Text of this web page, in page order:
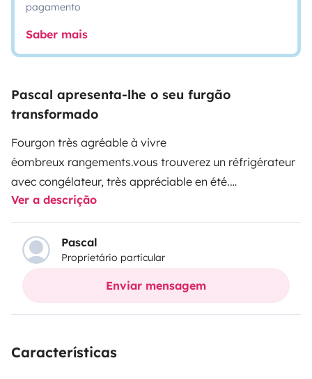
pagamento
Saber mais
Pascal apresenta-lhe o seu furgão
transformado
Fourgon très agréable à vivre
éombreux rangements.vous trouverez un réfrigérateur
avec congélateur, très appréciable en été.
Hotte au dessus de la plaque de cuissonun onduleur
permettant d’avoir du 220 volt sous limite de
puissance sans être relié à un compteur
Tables et 2 chaises de camping.
Ver a descrição
Pascal
Proprietário particular
Enviar mensagem
Características